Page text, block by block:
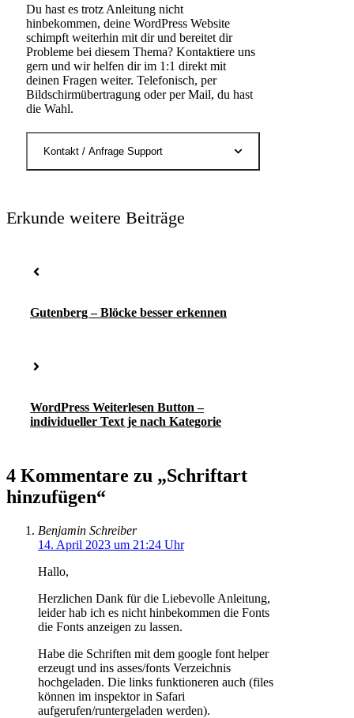
Du hast es trotz Anleitung nicht
hinbekommen, deine WordPress Website
schimpft weiterhin mit dir und bereitet dir
Probleme bei diesem Thema? Kontaktiere uns
gern und wir helfen dir im 1:1 direkt mit
deinen Fragen weiter. Telefonisch, per
Bildschirmübertragung oder per Mail, du hast
die Wahl.
Kontakt / Anfrage Support
Erkunde weitere Beiträge
Gutenberg – Blöcke besser erkennen
WordPress Weiterlesen Button –
individueller Text je nach Kategorie
4 Kommentare zu „Schriftart
hinzufügen“
Benjamin Schreiber
14. April 2023 um 21:24 Uhr
Hallo,
Herzlichen Dank für die Liebevolle Anleitung,
leider hab ich es nicht hinbekommen die Fonts
die Fonts anzeigen zu lassen.
Habe die Schriften mit dem google font helper
erzeugt und ins asses/fonts Verzeichnis
hochgeladen. Die links funktioneren auch (files
können im inspektor in Safari
aufgerufen/runtergeladen werden).